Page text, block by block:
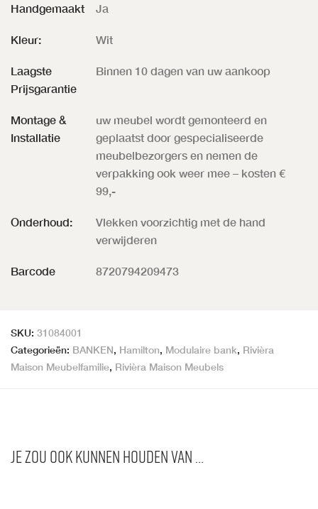
Handgemaakt Ja
Kleur: Wit
Laagste
Prijsgarantie
Binnen 10 dagen van uw aankoop
Montage &
Installatie
uw meubel wordt gemonteerd en
geplaatst door gespecialiseerde
meubelbezorgers en nemen de
verpakking ook weer mee – kosten €
99,-
Onderhoud:
Vlekken voorzichtig met de hand
verwijderen
Barcode 8720794209473
SKU: 31084001
Categorieën: BANKEN, Hamilton, Modulaire bank, Rivièra
Maison Meubelfamilie, Rivièra Maison Meubels
Je zou ook kunnen houden van …